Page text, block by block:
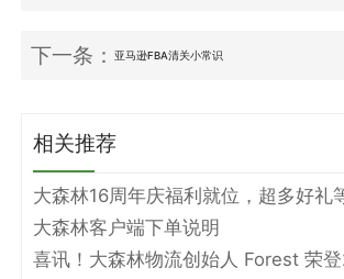
下一条：亚马逊FBA清关小常识
相关推荐
大森林16周年庆福利就位，超多好礼
大森林客户端下单说明